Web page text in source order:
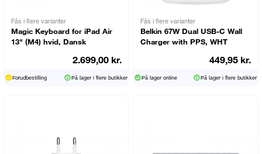
Fås i flere varianter
Magic Keyboard for iPad Air
13" (M4) hvid, Dansk
2.699,00 kr.
Forudbestilling På lager i flere butikker
Fås i flere varianter
Belkin 67W Dual USB-C Wall
Charger with PPS, WHT
449,95 kr.
På lager online På lager i flere butikker